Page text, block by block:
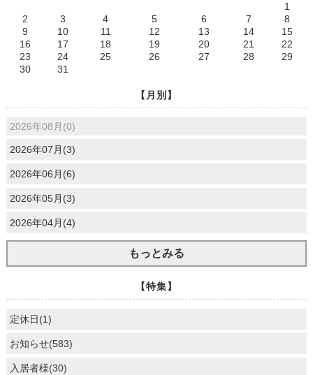
1
2
3 4 5 6 7
8
9
10 11 12 13 14
15
16
17 18 19 20 21
22
23
24 25 26 27 28
29
30
31
【月別】
2026年08月(0)
2026年07月(3)
2026年06月(6)
2026年05月(3)
2026年04月(4)
もっとみる
【特集】
定休日(1)
お知らせ(583)
入居者様(30)